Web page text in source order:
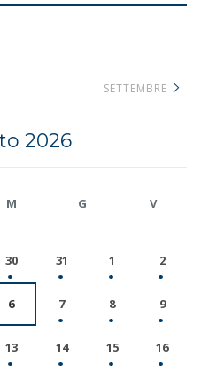
2026
SETTEMBRE
M G V
30 31 1 2
6 7 8 9
13 14 15 16